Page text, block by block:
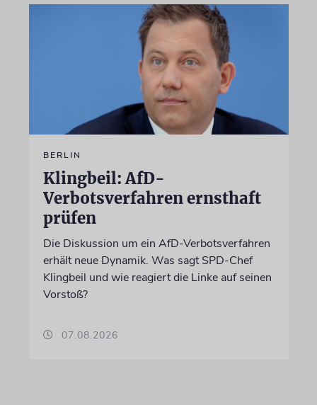
BERLIN
Klingbeil: AfD-
Verbotsverfahren ernsthaft
prüfen
Die Diskussion um ein AfD-Verbotsverfahren
erhält neue Dynamik. Was sagt SPD-Chef
Klingbeil und wie reagiert die Linke auf seinen
Vorstoß?
07.08.2026